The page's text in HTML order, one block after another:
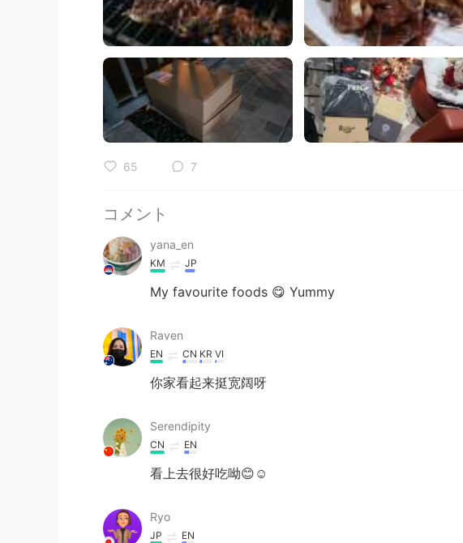
65 7
コメント
yana_en
KM JP
My favourite foods 😋 Yummy
Raven
EN CN KR VI
你家看起来挺宽阔呀
Serendipity
CN EN
看上去很好吃呦😊☺
Ryo
JP EN